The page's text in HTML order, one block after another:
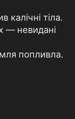
калічні тіла.
— невидані
попливла.